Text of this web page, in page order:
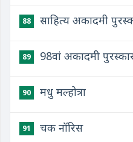
88 साहित्य अकादमी
89 98वां अकादमी
90 मधु मल्होत्रा
91 चक नॉरिस